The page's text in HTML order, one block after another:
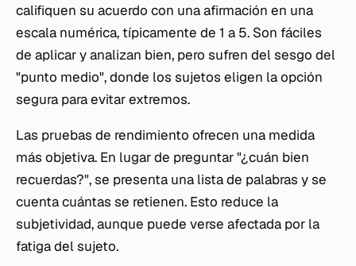
califiquen su acuerdo con una afirmación en una
escala numérica, típicamente de 1 a 5. Son fáciles
de aplicar y analizan bien, pero sufren del sesgo del
"punto medio", donde los sujetos eligen la opción
segura para evitar extremos.
Las pruebas de rendimiento ofrecen una medida
más objetiva. En lugar de preguntar "¿cuán bien
recuerdas?", se presenta una lista de palabras y se
cuenta cuántas se retienen. Esto reduce la
subjetividad, aunque puede verse afectada por la
fatiga del sujeto.